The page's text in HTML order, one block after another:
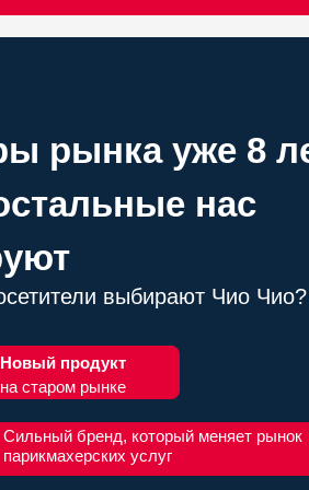
Сильный бренд, который меняет рынок
парикмахерских услуг
Новый продукт
на старом рынке
рынка уже 8
нас
выбирают Чио Чио?